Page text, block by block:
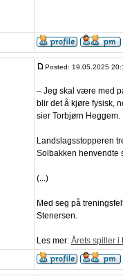
Posted: 19.05.2025
– Jeg skal være med
blir det å kjøre fysisk,
sier Torbjørn Heggem.
Landslagsstopperen
Solbakken henvendte
(...)
Med seg på
Stenersen.
Les mer: Årets spiller i